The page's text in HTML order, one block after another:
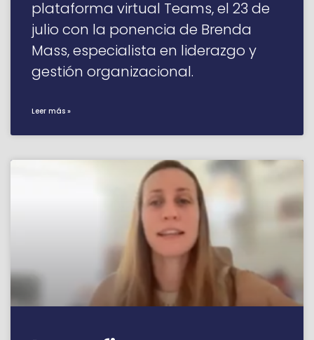
plataforma virtual Teams, el 23 de
julio con la ponencia de Brenda
Mass, especialista en liderazgo y
gestión organizacional.
Leer más »